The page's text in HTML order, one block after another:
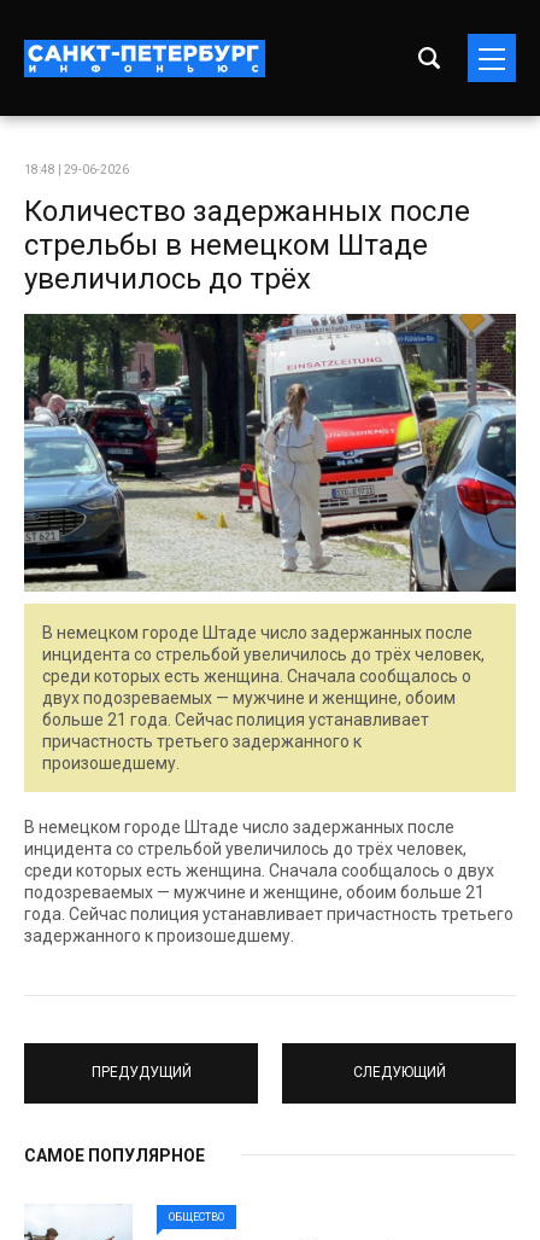
18:48 | 29-06-2026
Количество задержанных после
стрельбы в немецком Штаде
увеличилось до трёх
В немецком городе Штаде число задержанных после
инцидента со стрельбой увеличилось до трёх человек,
среди которых есть женщина. Сначала сообщалось о
двух подозреваемых — мужчине и женщине, обоим
больше 21 года. Сейчас полиция устанавливает
причастность третьего задержанного к
произошедшему.
В немецком городе Штаде число задержанных после
инцидента со стрельбой увеличилось до трёх человек,
среди которых есть женщина. Сначала сообщалось о двух
подозреваемых — мужчине и женщине, обоим больше 21
года. Сейчас полиция устанавливает причастность третьего
задержанного к произошедшему.
ПРЕДУДУЩИЙ СЛЕДУЮЩИЙ
САМОЕ ПОПУЛЯРНОЕ
ОБЩЕСТВО